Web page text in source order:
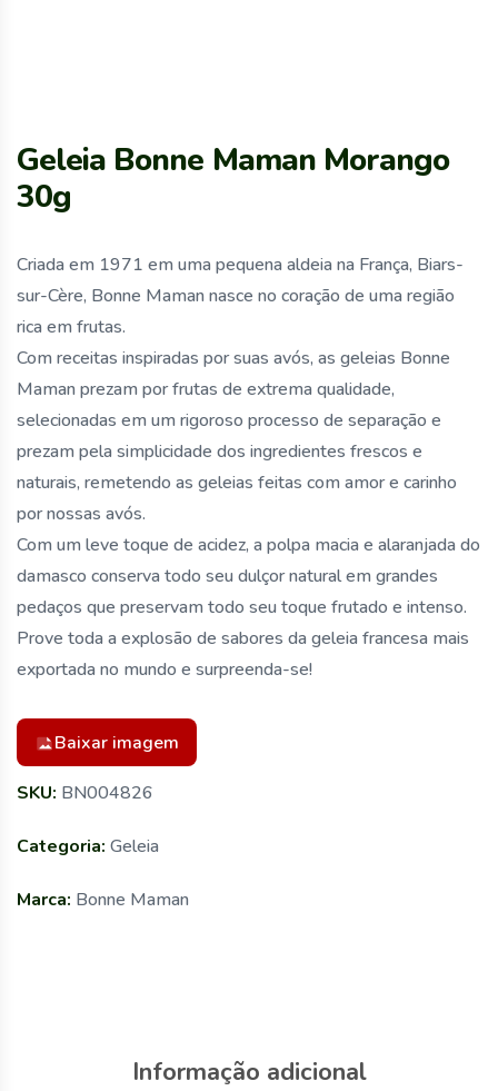
Geleia Bonne Maman Morango
30g
Criada em 1971 em uma pequena aldeia na França, Biars-
sur-Cère, Bonne Maman nasce no coração de uma região
rica em frutas.
Com receitas inspiradas por suas avós, as geleias Bonne
Maman prezam por frutas de extrema qualidade,
selecionadas em um rigoroso processo de separação e
prezam pela simplicidade dos ingredientes frescos e
naturais, remetendo as geleias feitas com amor e carinho
por nossas avós.
Com um leve toque de acidez, a polpa macia e alaranjada do
damasco conserva todo seu dulçor natural em grandes
pedaços que preservam todo seu toque frutado e intenso.
Prove toda a explosão de sabores da geleia francesa mais
exportada no mundo e surpreenda-se!
Baixar imagem
SKU: BN004826
Categoria: Geleia
Marca: Bonne Maman
Informação adicional